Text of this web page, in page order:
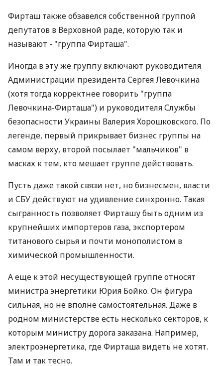
Фирташ также обзавелся собственной группой
депутатов в Верховной раде, которую так и
называют - "группа Фирташа".
Иногда в эту же группу включают руководителя
Администрации президента Сергея Левочкина
(хотя тогда корректнее говорить "группа
Левочкина-Фирташа") и руководителя Службы
безопасности Украины Валерия Хорошковского. По
легенде, первый прикрывает бизнес группы на
самом верху, второй посылает "мальчиков" в
масках к тем, кто мешает группе действовать.
Пусть даже такой связи нет, но бизнесмен, власти
и СБУ действуют на удивление синхронно. Такая
сыгранность позволяет Фирташу быть одним из
крупнейших импортеров газа, экспортером
титанового сырья и почти монополистом в
химической промышленности.
А еще к этой несуществующей группе относят
министра энергетики Юрия Бойко. Он фигура
сильная, но не вполне самостоятельная. Даже в
родном министерстве есть несколько секторов, к
которым министру дорога заказана. Например,
электроэнергетика, где Фирташа видеть не хотят.
Там и так тесно.